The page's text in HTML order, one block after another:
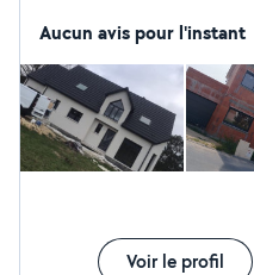
dynamique qui savent
des prestations de qualité
Aucun avis pour l'instant
Voir le profil